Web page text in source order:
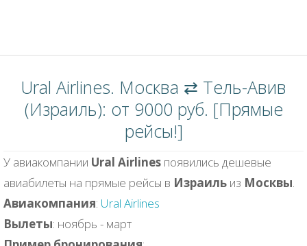
Ural Airlines. Москва ⇄ Тель-Авив
(Израиль): от 9000 руб. [Прямые
рейсы!]
У авиакомпании Ural Airlines появились дешевые
авиабилеты на прямые рейсы в Израиль из Москвы.
Авиакомпания: Ural Airlines
Вылеты: ноябрь - март